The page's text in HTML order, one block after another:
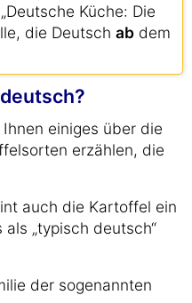
Küche: Die
die Deutsch ab dem
einiges über die
erzählen, die
auch die Kartoffel ein
„typisch deutsch“
der sogenannten